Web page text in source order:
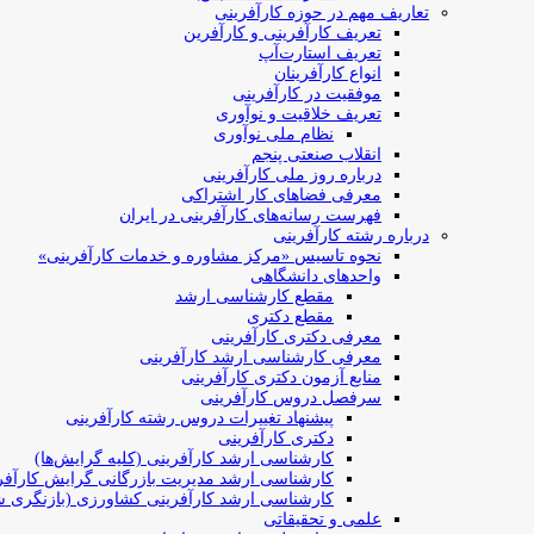
تعاریف مهم در حوزه کارآفرینی
تعریف کارآفرینی و کارآفرین
تعریف استارت‌آپ
انواع کارآفرینان
موفقیت در کارآفرینی
تعریف خلاقیت و نوآوری
نظام ملی نوآوری
انقلاب صنعتی پنجم
درباره روز ملی کارآفرینی
معرفی فضاهای کار اشتراکی
فهرست رسانه‌های کارآفرینی در ایران
درباره رشته کارآفرینی
نحوه تاسیس «مرکز مشاوره و خدمات کارآفرینی»
واحدهای دانشگاهی
مقطع کارشناسی ارشد
مقطع دکتری
معرفی دکتری کارآفرینی
معرفی کارشناسی ارشد کارآفرینی
منابع آزمون دکتری کارآفرینی
سرفصل دروس کارآفرینی
پیشنهاد تغییرات دروس رشته کارآفرینی
دکتری کارآفرینی
کارشناسی ارشد کارآفرینی (کلیه گرایش‌ها)
کارشناسی ارشد مدیریت بازرگانی گرایش
کارشناسی ارشد کارآفرینی کشاورزی (بازنگری
علمی و تحقیقاتی